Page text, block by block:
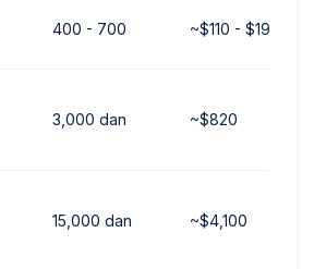
400 - 700 ~$110 - $190
3,000 dan ~$820
15,000 dan ~$4,100